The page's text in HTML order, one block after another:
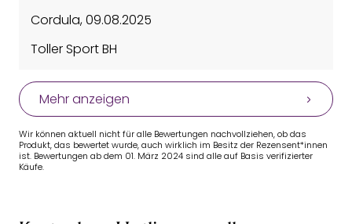
Cordula,09.08.2025
Toller Sport BH
Mehr anzeigen
Wir können aktuell nicht für alle Bewertungen nachvollziehen, ob das
Produkt, das bewertet wurde, auch wirklich im Besitz der Rezensent*innen
ist. Bewertungen ab dem 01. März 2024 sind alle auf Basis verifizierter
Käufe.